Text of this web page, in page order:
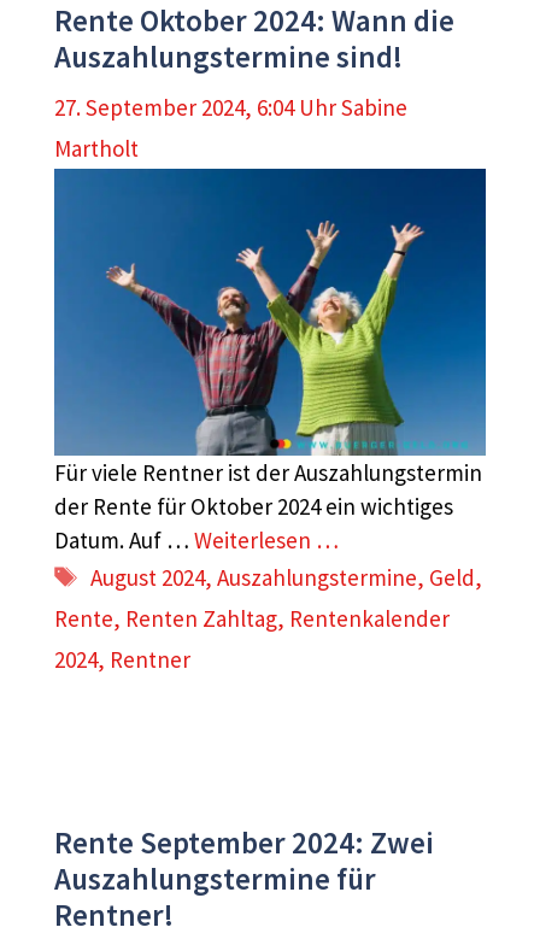
Rente Oktober 2024: Wann die
Auszahlungstermine sind!
27. September 2024, 6:04 UhrSabine
Martholt
Für viele Rentner ist der Auszahlungstermin
der Rente für Oktober 2024 ein wichtiges
Datum. Auf … Weiterlesen …
Schlagwörter
August 2024,Auszahlungstermine, Geld,
Rente, Renten Zahltag, Rentenkalender
2024, Rentner
Rente September 2024: Zwei
Auszahlungstermine für
Rentner!